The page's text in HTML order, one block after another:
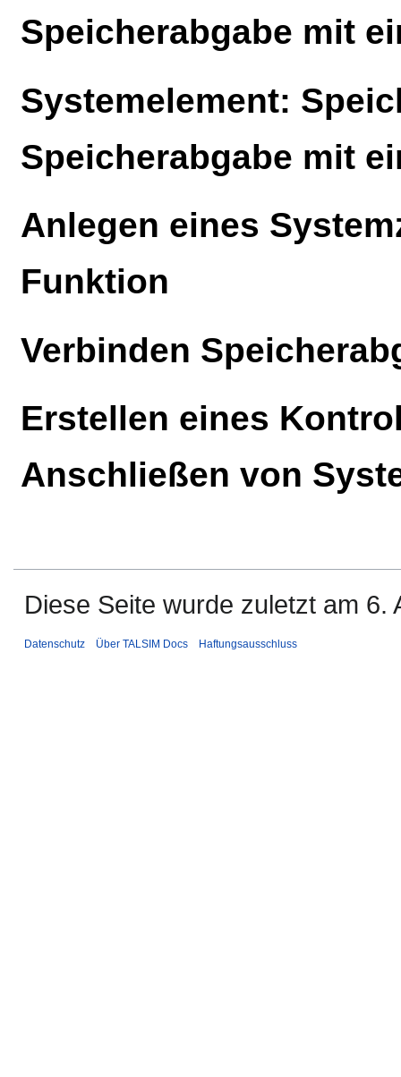
Speicherabgabe mit
Systemelement:
Speicherabgabe mit
Anlegen eines
Funktion
Verbinden
Erstellen eines
Anschließen von
Diese Seite wurde zuletzt am
Datenschutz Über TALSIM Docs Haftungsausschluss